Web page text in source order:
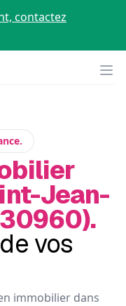
contactez
Jean-
vos
immobilier dans